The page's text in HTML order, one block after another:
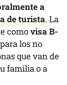
a
de turista. La
comovisa B-
los no
que van de
familia o a